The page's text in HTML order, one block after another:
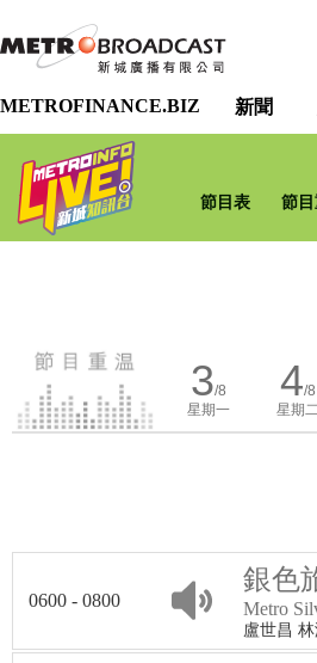
METROFINANCE.BIZ 新聞
節目表 節
3/8
星期一
4/8
星期
0600 - 0800
銀色
Metro
盧世昌